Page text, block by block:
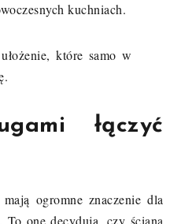
kuchniach.
które samo w
łączyć
ogromne znaczenie dla